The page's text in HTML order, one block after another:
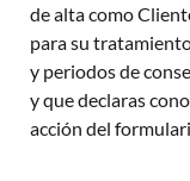
de alta como
para su
y periodos de
y que declaras
acción del